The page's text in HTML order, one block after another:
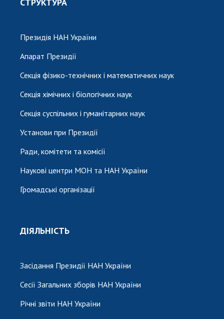
Президія НАН України
Апарат Президії
Секція фізико-технічних і математичних наук
Секція хімічних і біологічних наук
Секція суспільних і гуманітарних наук
Установи при Президії
Ради, комітети та комісії
Наукові центри МОН та НАН України
Громадські організації
ДІЯЛЬНІСТЬ
Засідання Президії НАН України
Сесії Загальних зборів НАН України
Річні звіти НАН України